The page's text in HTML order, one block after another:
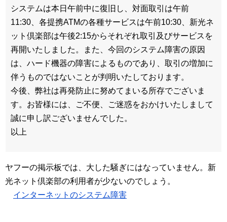
システムは本日午前中に復旧し、対面取引は午前
11:30、各提携ATMの各種サービスは午前10:30、新光ネ
ット倶楽部は午後2:15からそれぞれ取引及びサービスを
再開いたしました。また、今回のシステム障害の原因
は、ハード機器の障害によるものであり、取引の増加に
伴うものではないことが判明いたしております。
今後、弊社は再発防止に努めてまいる所存でございま
す。お皆様には、ご不便、ご迷惑をおかけいたしまして
誠に申し訳ございませんでした。
以上
ヤフーの掲示板では、大した騒ぎにはなっていません。新
光ネット倶楽部の利用者が少ないのでしょう。
インターネットのシステム障害